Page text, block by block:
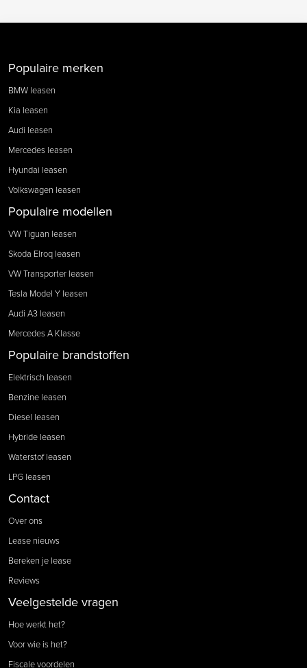
Populaire merken
BMW leasen
Kia leasen
Audi leasen
Mercedes leasen
Hyundai leasen
Volkswagen leasen
Populaire modellen
VW Tiguan leasen
Skoda Elroq leasen
VW Transporter leasen
Tesla Model Y leasen
Audi A3 leasen
Mercedes A Klasse
Populaire brandstoffen
Elektrisch leasen
Benzine leasen
Diesel leasen
Hybride leasen
Waterstof leasen
LPG leasen
Contact
Over ons
Lease nieuws
Bereken je lease
Reviews
Veelgestelde vragen
Hoe werkt het?
Voor wie is het?
Fiscale voordelen